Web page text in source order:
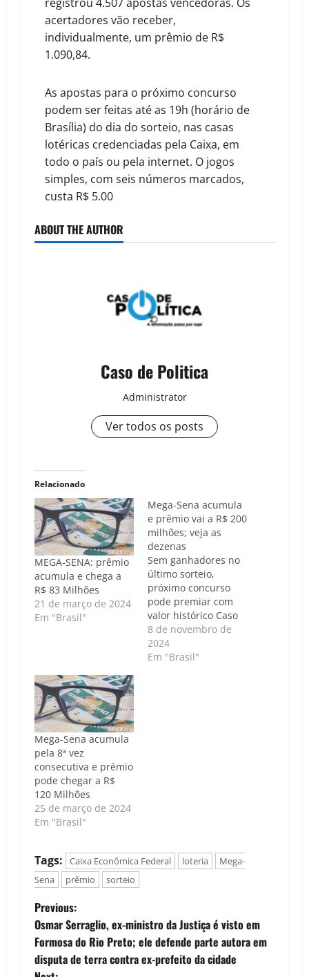
registrou 4.507 apostas vencedoras. Os
acertadores vão receber,
individualmente, um prêmio de R$
1.090,84.
As apostas para o próximo concurso
podem ser feitas até as 19h (horário de
Brasília) do dia do sorteio, nas casas
lotéricas credenciadas pela Caixa, em
todo o país ou pela internet. O jogos
simples, com seis números marcados,
custa R$ 5.00
ABOUT THE AUTHOR
Caso de Politica
Administrator
Ver todos os posts
Relacionado
MEGA-SENA: prêmio
acumula e chega a
R$ 83 Milhões
21 de março de 2024
Em "Brasil"
Mega-Sena acumula
e prêmio vai a R$ 200
milhões; veja as
dezenas
Sem ganhadores no
último sorteio,
próximo concurso
pode premiar com
valor histórico Caso
de Política | Luís
Carlos Nunes -
Nenhuma aposta
8 de novembro de
2024
Em "Brasil"
Mega-Sena acumula
pela 8ª vez
consecutiva e prêmio
pode chegar a R$
120 Milhões
25 de março de 2024
Em "Brasil"
Tags: Caixa Econômica Federal loteria
Mega-
Sena
prêmio sorteio
P
o
s
Previous:
Osmar Serraglio, ex-ministro da Justiça é visto em
Formosa do Rio Preto; ele defende parte autora em
disputa de terra contra ex-prefeito da cidade